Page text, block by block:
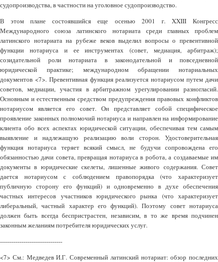
судопроизводства, в частности на уголовное судопроизводство.
В этом плане состоявшийся еще осенью 2001 г. XXIII Конгресс
Международного союза латинского нотариата среди главных проблем
латинского нотариата на рубеже веков выделил вопросы о превентивной
функции нотариуса и ее инструментах (совет, медиация, арбитраж);
созидательной роли нотариата в законодательной и повседневной
юридической практике; международном обращении нотариальных
документов <7>. Превентивная функция реализуется нотариусом путем дачи
советов, медиации, участия в арбитражном урегулировании разногласий.
Основным и естественным средством предупреждения правовых конфликтов
нотариусом является его совет. Он представляет собой специфическое
проявление законных полномочий нотариуса и направлен на информирование
клиента обо всех аспектах юридической ситуации, обеспечивая тем самым
выявление и надлежащую реализацию воли сторон. Удостоверительная
функция нотариуса теряет всякий смысл, не будучи сопровождена его
обязанностью дачи совета, превращая нотариуса в робота, а создаваемые им
документы в юридические скелеты, лишенные живого содержания. Совет
дается нотариусом с соблюдением правопорядка (что характеризует
публичную сторону его функций) и одновременно в духе обеспечения
частных интересов участников юридического рынка (что характеризует
либеральный, частный характер его функций). Поэтому совет нотариуса
должен быть всегда беспристрастен, независим, в то же время подчинен
законным желаниям потребителя юридических услуг.
--------------------------------
<7> См.: Медведев И.Г. Современный латинский нотариат: обзор последних